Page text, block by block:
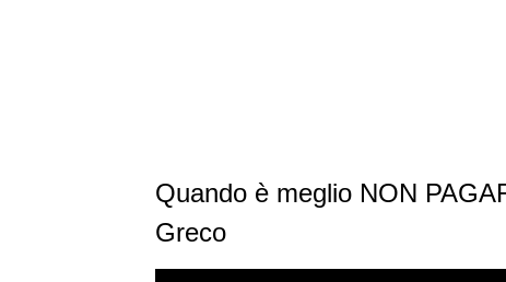
Quando è meglio NON
Greco